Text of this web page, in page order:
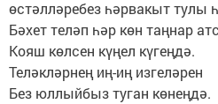
өстәлләребез һәрвакыт тулы
Бәхет теләп һәр көн таңнар
Кояш көлсен күңел күгеңдә.
Теләкләрнең иң-иң изгеләрен
Без юллыйбыз туган көнеңдә.